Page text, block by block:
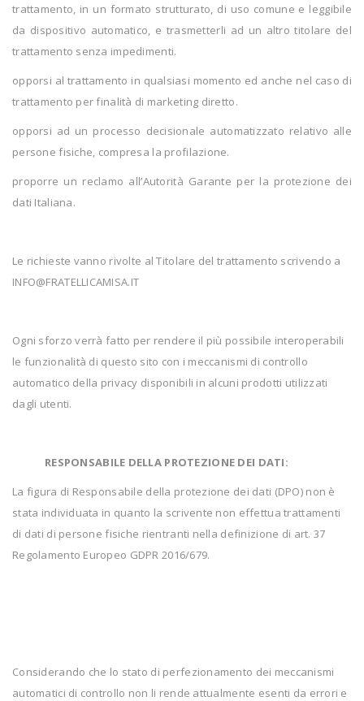
trattamento, in un formato strutturato, di uso comune e leggibile
da dispositivo automatico, e trasmetterli ad un altro titolare del
trattamento senza impedimenti.
opporsi al trattamento in qualsiasi momento ed anche nel caso di
trattamento per finalità di marketing diretto.
opporsi ad un processo decisionale automatizzato relativo alle
persone fisiche, compresa la profilazione.
proporre un reclamo all’Autorità Garante per la protezione dei
dati Italiana.
Le richieste vanno rivolte al Titolare del trattamento scrivendo a
INFO@FRATELLICAMISA.IT
Ogni sforzo verrà fatto per rendere il più possibile interoperabili
le funzionalità di questo sito con i meccanismi di controllo
automatico della privacy disponibili in alcuni prodotti utilizzati
dagli utenti.
RESPONSABILE DELLA PROTEZIONE DEI DATI:
La figura di Responsabile della protezione dei dati (DPO) non è
stata individuata in quanto la scrivente non effettua trattamenti
di dati di persone fisiche rientranti nella definizione di art. 37
Regolamento Europeo GDPR 2016/679.
Considerando che lo stato di perfezionamento dei meccanismi
automatici di controllo non li rende attualmente esenti da errori e